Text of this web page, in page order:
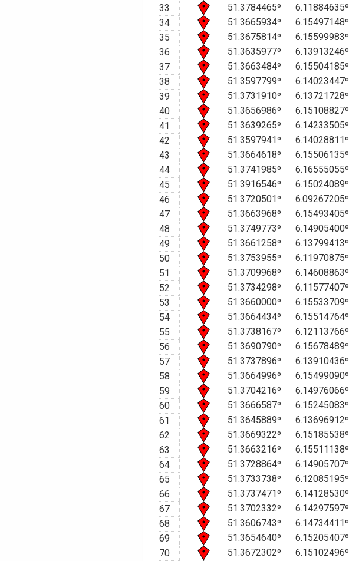
33
51.3784465º 6.11884635º
34
51.3665934º 6.15497148º
35
51.3675814º 6.15599983º
36
51.3635977º 6.13913246º
37
51.3663484º 6.15504185º
38
51.3597799º 6.14023447º
39
51.3731910º 6.13721728º
40
51.3656986º 6.15108827º
41
51.3639265º 6.14233505º
42
51.3597941º 6.14028811º
43
51.3664618º 6.15506135º
44
51.3741985º 6.16555055º
45
51.3916546º 6.15024089º
46
51.3720501º 6.09267205º
47
51.3663968º 6.15493405º
48
51.3749773º 6.14905400º
49
51.3661258º 6.13799413º
50
51.3753955º 6.11970875º
51
51.3709968º 6.14608863º
52
51.3734298º 6.11577407º
53
51.3660000º 6.15533709º
54
51.3664434º 6.15514764º
55
51.3738167º 6.12113766º
56
51.3690790º 6.15678489º
57
51.3737896º 6.13910436º
58
51.3664996º 6.15499090º
59
51.3704216º 6.14976066º
60
51.3666587º 6.15245083º
61
51.3645889º 6.13696912º
62
51.3669322º 6.15185538º
63
51.3663216º 6.15511138º
64
51.3728864º 6.14905707º
65
51.3733738º 6.12085195º
66
51.3737471º 6.14128530º
67
51.3702332º 6.14297597º
68
51.3606743º 6.14734411º
69
51.3654640º 6.15205407º
70
51.3672302º 6.15102496º